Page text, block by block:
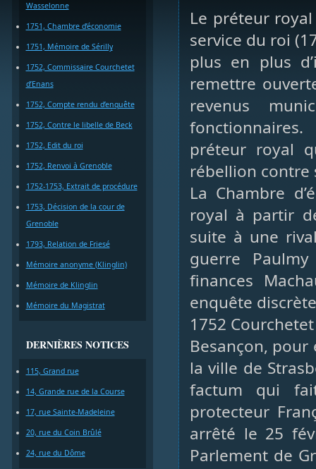
Wasselonne
1751, Chambre d’économie
1751, Mémoire de Sérilly
1752, Commissaire Courchetet
d’Enans
1752, Compte rendu d’enquête
1752, Contre le libelle de Beck
1752, Edit du roi
1752, Renvoi à Grenoble
1752-1753, Extrait de procédure
1753, Décision de la cour de
Grenoble
1793, Relation de Friesé
Mémoire anonyme (Klinglin)
Mémoire de Klinglin
Mémoire du Magistrat
DERNIÈRES NOTICES
115, Grand rue
14, Grande rue de la Course
17, rue Sainte-Madeleine
20, rue du Coin Brûlé
24, rue du Dôme
Le préteur
service du roi
plus en plus
remettre
revenus
préteur royal
rébellion contre
La Chambre
royal à partir
suite à une
guerre
finances
enquête
1752
Besançon,
la ville de
factum qui
protecteur
arrêté le 25
Parlement de